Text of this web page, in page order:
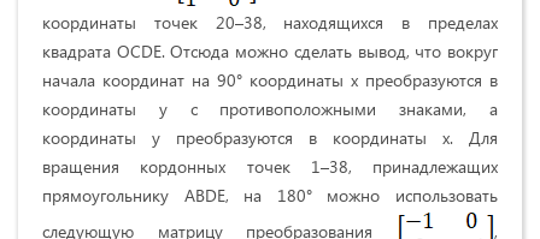
координаты точек 20–38, находящихся в пределах
квадрата ОCDE. Отсюда можно сделать вывод, что вокруг
начала координат на 90° координаты х преобразуются в
координаты у с противоположными знаками, а
координаты у преобразуются в координаты х. Для
вращения кордонных точек 1–38, принадлежащих
прямоугольнику ABDE, на 180° можно использовать
следующую матрицу преобразования
,